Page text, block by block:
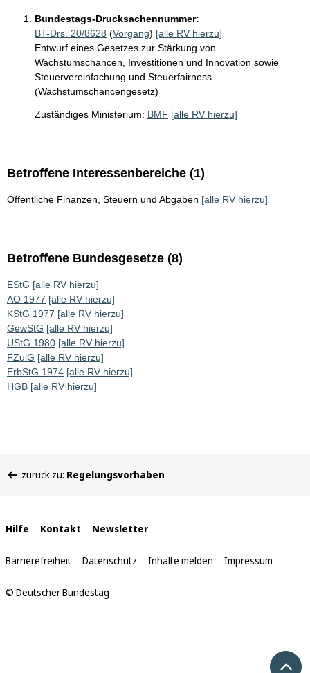
Bundestags-Drucksachennummer:
BT-Drs. 20/8628 (Vorgang) [alle RV hierzu]
Entwurf eines Gesetzes zur Stärkung von
Wachstumschancen, Investitionen und Innovation sowie
Steuervereinfachung und Steuerfairness
(Wachstumschancengesetz)
Zuständiges Ministerium: BMF [alle RV hierzu]
Betroffene Interessenbereiche (1)
Öffentliche Finanzen, Steuern und Abgaben [alle RV hierzu]
Betroffene Bundesgesetze (8)
EStG [alle RV hierzu]
AO 1977 [alle RV hierzu]
KStG 1977 [alle RV hierzu]
GewStG [alle RV hierzu]
UStG 1980 [alle RV hierzu]
FZulG [alle RV hierzu]
ErbStG 1974 [alle RV hierzu]
HGB [alle RV hierzu]
befinden
zurück zu: Regelungsvorhaben
Interne
Links
Hilfe Kontakt Newsletter
Barrierefreiheit Datenschutz Inhalte melden Impressum
© Deutscher Bundestag